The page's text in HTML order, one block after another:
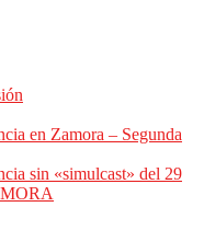
en Zamora – Segunda
sin «simulcast» del 29